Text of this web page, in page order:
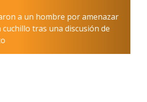
a un hombre por amenazar
cuchillo tras una discusión de